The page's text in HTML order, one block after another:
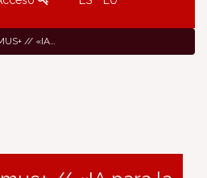
Y EL APRENDIZAJE»